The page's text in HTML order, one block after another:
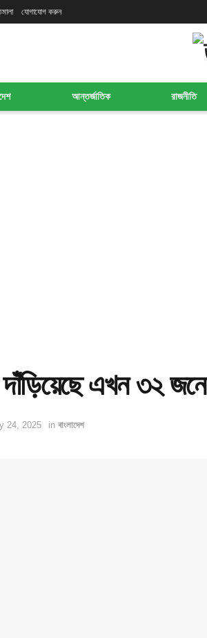
যোগাযোগ করুন
আন্তর্জাতিক রাজনীতি
দাঁড়িয়েছে এখন ৩২ জনে
24, 2025 in বাংলাদেশ